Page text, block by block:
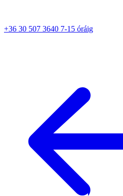
+36 30 507 3640 7-15 óráig